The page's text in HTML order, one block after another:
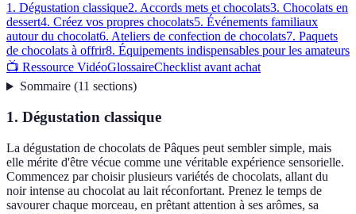
1. Dégustation classique2. Accords mets et chocolats3. Chocolats en
dessert4. Créez vos propres chocolats5. Événements familiaux
autour du chocolat6. Ateliers de confection de chocolats7. Paquets
de chocolats à offrir8. Équipements indispensables pour les amateurs
📺 Ressource VidéoGlossaireChecklist avant achat
Sommaire(11 sections)
1. Dégustation classique
La dégustation de chocolats de Pâques peut sembler simple, mais
elle mérite d'être vécue comme une véritable expérience sensorielle.
Commencez par choisir plusieurs variétés de chocolats, allant du
noir intense au chocolat au lait réconfortant. Prenez le temps de
savourer chaque morceau, en prêtant attention à ses arômes, sa